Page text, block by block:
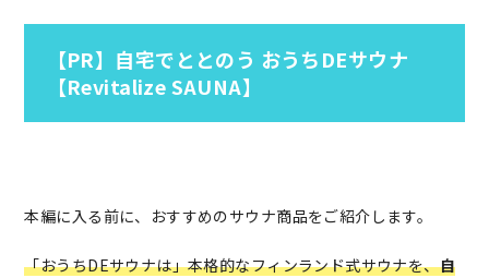
【PR】自宅でととのう おうちDEサウナ
【Revitalize SAUNA】
本編に入る前に、おすすめのサウナ商品をご紹介します。
「おうちDEサウナは」本格的なフィンランド式サウナを、自